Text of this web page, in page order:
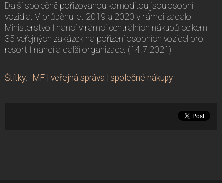
Další společně pořizovanou komoditou jsou osobní
vozidla. V průběhu let 2019 a 2020 v rámci zadalo
Ministerstvo financí v rámci centrálních nákupů celkem
35 veřejných zakázek na pořízení osobních vozidel pro
resort financí a další organizace. (14.7.2021)
Štítky: MF | veřejná správa | společné nákupy